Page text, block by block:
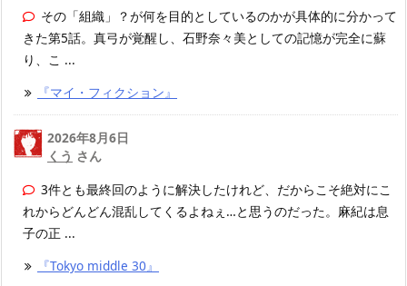
その「組織」？が何を目的としているのかが具体的に分かって
きた第5話。真弓が覚醒し、石野奈々美としての記憶が完全に蘇
り、こ ...
『マイ・フィクション』
2026年8月6日
くう さん
3件とも最終回のように解決したけれど、だからこそ絶対にこ
れからどんどん混乱してくるよねぇ…と思うのだった。麻紀は息
子の正 ...
『Tokyo middle 30』